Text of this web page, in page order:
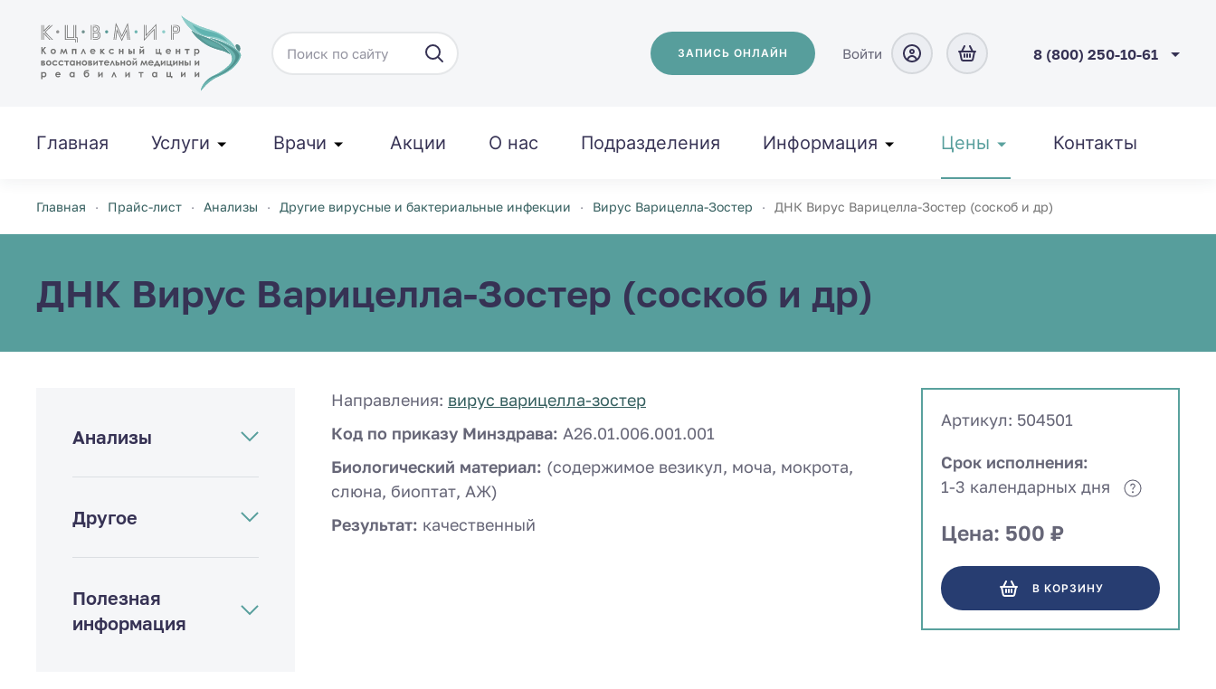
Перейти к содержимому ЗАПИСЬ ОНЛАЙН Войти 8 (800) 250-10-61
Главная Услуги Врачи Акции О нас Подразделения Информация Цены Контакты
Главная Прайс-лист Анализы Другие вирусные и бактериальные инфекции Вирус Варицелла-Зостер ДНК Вирус Варицелла-Зостер (соскоб и др)
ДНК Вирус Варицелла-Зостер (соскоб и др)
Анализы
Другое
Полезная
информация
Направления: вирус варицелла-зостер
Код по приказу Минздрава: A26.01.006.001.001
Биологический материал: (содержимое везикул, моча, мокрота,
слюна, биоптат, АЖ)
Результат: качественный
Артикул: 504501
Срок исполнения:
1-3 календарных дня
Цена: 500 ₽
В КОРЗИНУ